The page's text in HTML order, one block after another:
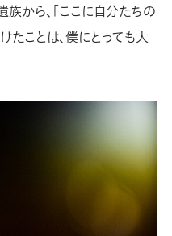
から、「ここに自分たちの
たことは、僕にとっても大